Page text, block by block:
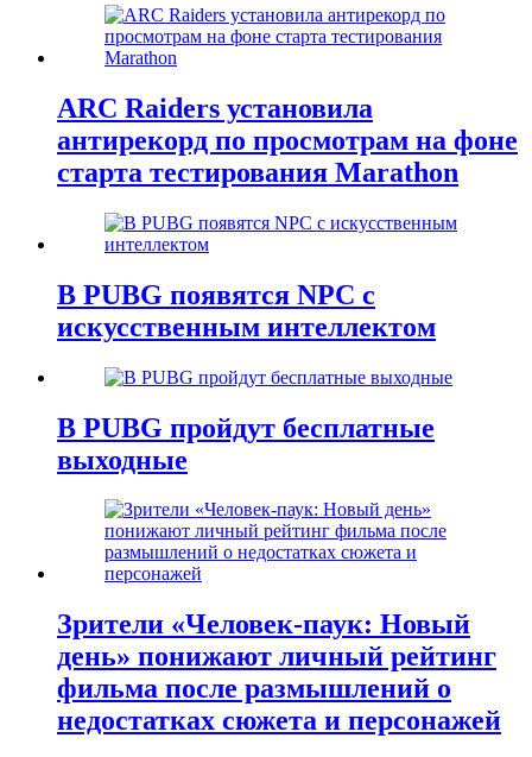
ARC Raiders установила
антирекорд по просмотрам на фоне
старта тестирования Marathon
В PUBG появятся NPC с
искусственным интеллектом
В PUBG пройдут бесплатные
выходные
Зрители «Человек-паук: Новый
день» понижают личный рейтинг
фильма после размышлений о
недостатках сюжета и персонажей